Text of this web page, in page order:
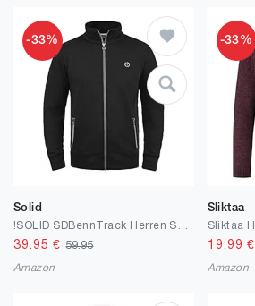
-33%
Solid
39.95 €59.95
Amazon
-33%
Sliktaa
19.99 €
Amazon